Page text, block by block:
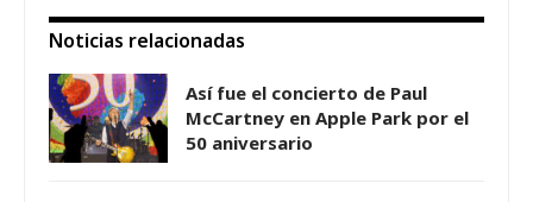
Noticias relacionadas
Así fue el concierto de Paul
McCartney en Apple Park por el
50 aniversario